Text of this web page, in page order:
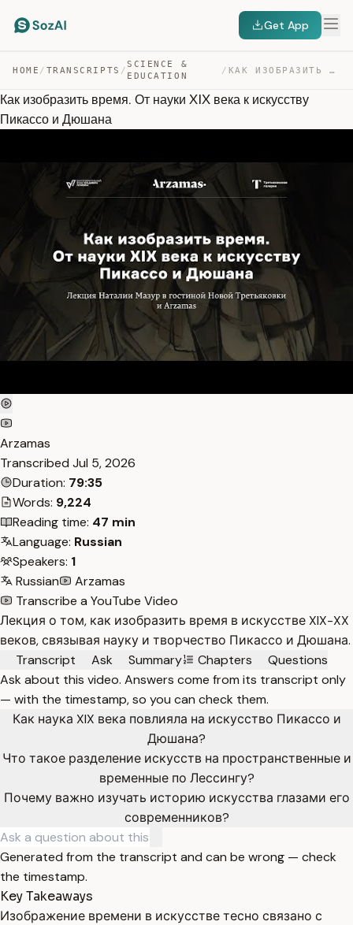
Get App
HOME / TRANSCRIPTS /
SCIENCE &
EDUCATION
/ КАК ИЗОБРАЗИТЬ ВРЕМЯ. ОТ НАУКИ XIX ВЕКА К ИСКУССТВУ ПИК… — TRANSCRIPT
Как изобразить время. От науки XIX века к искусству
Пикассо и Дюшана
Arzamas
Transcribed Jul 5, 2026
Duration: 79:35
Words: 9,224
Reading time: 47 min
Language: Russian
Speakers: 1
Russian
Arzamas
Transcribe a YouTube Video
Лекция о том, как изобразить время в искусстве XIX-XX
веков, связывая науку и творчество Пикассо и Дюшана.
Transcript
Ask Summary Chapters
Questions
Ask about this video. Answers come from its transcript only
— with the timestamp, so you can check them.
Как наука XIX века повлияла на искусство Пикассо и
Дюшана?
Что такое разделение искусств на пространственные и
временные по Лессингу?
Почему важно изучать историю искусства глазами его
современников?
Generated from the transcript and can be wrong — check
the timestamp.
Key Takeaways
Изображение времени в искусстве тесно связано с